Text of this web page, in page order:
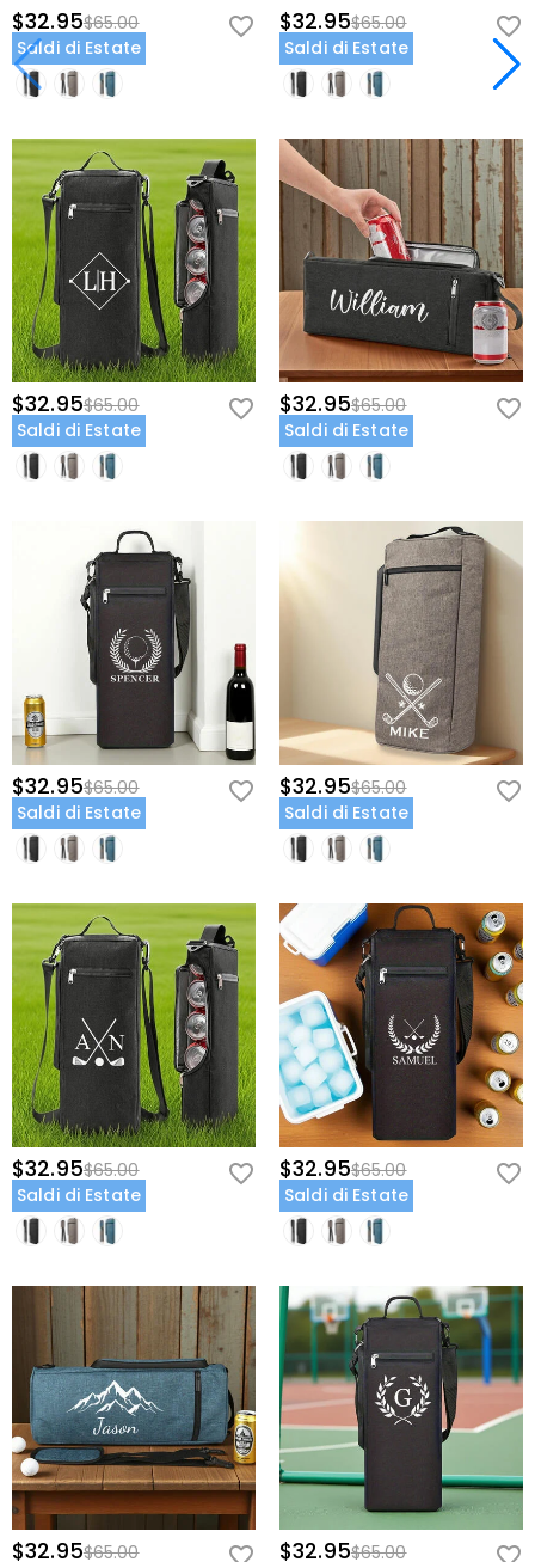
$32.95$65.00
Saldi di Estate
$32.95$65.00
Saldi di Estate
$32.95$65.00
Saldi di Estate
$32.95$65.00
Saldi di Estate
$32.95$65.00
Saldi di Estate
$32.95$65.00
Saldi di Estate
$32.95$65.00
Saldi di Estate
$32.95$65.00
Saldi di Estate
$32.95$65.00 $32.95$65.00